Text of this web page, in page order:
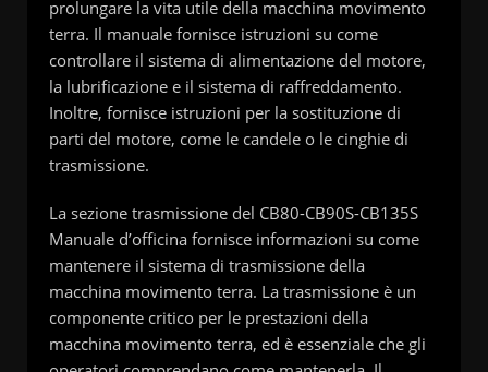
prolungare la vita utile della macchina movimento
terra. Il manuale fornisce istruzioni su come
controllare il sistema di alimentazione del motore,
la lubrificazione e il sistema di raffreddamento.
Inoltre, fornisce istruzioni per la sostituzione di
parti del motore, come le candele o le cinghie di
trasmissione.
La sezione trasmissione del CB80-CB90S-CB135S
Manuale d’officina fornisce informazioni su come
mantenere il sistema di trasmissione della
macchina movimento terra. La trasmissione è un
componente critico per le prestazioni della
macchina movimento terra, ed è essenziale che gli